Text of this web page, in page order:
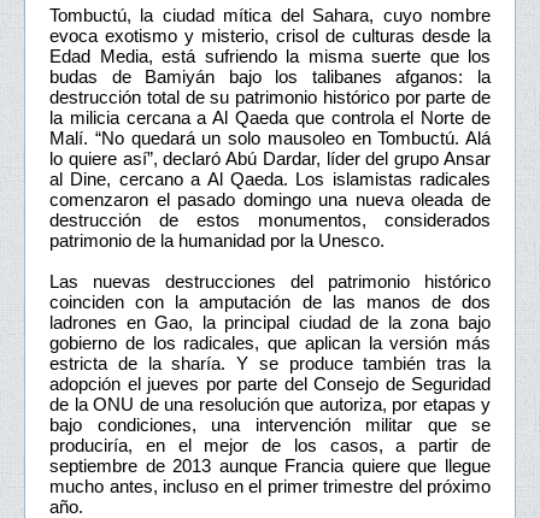
Tombuctú, la ciudad mítica del Sahara, cuyo nombre
evoca exotismo y misterio, crisol de culturas desde la
Edad Media, está sufriendo la misma suerte que los
budas de Bamiyán bajo los talibanes afganos: la
destrucción total de su patrimonio histórico por parte de
la milicia cercana a Al Qaeda que controla el Norte de
Malí. “No quedará un solo mausoleo en Tombuctú. Alá
lo quiere así”, declaró Abú Dardar, líder del grupo Ansar
al Dine, cercano a Al Qaeda. Los islamistas radicales
comenzaron el pasado domingo una nueva oleada de
destrucción de estos monumentos, considerados
patrimonio de la humanidad por la Unesco.
Las nuevas destrucciones del patrimonio histórico
coinciden con la amputación de las manos de dos
ladrones en Gao, la principal ciudad de la zona bajo
gobierno de los radicales, que aplican la versión más
estricta de la sharía. Y se produce también tras la
adopción el jueves por parte del Consejo de Seguridad
de la ONU de una resolución que autoriza, por etapas y
bajo condiciones, una intervención militar que se
produciría, en el mejor de los casos, a partir de
septiembre de 2013 aunque Francia quiere que llegue
mucho antes, incluso en el primer trimestre del próximo
año.